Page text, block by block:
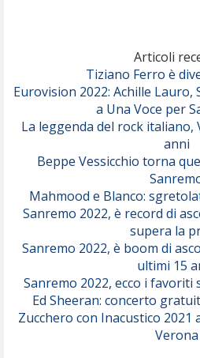
Serenamente
Articoli
Tiziano Ferro è
Eurovision 2022: Achille Lauro,
a Una Voce per
La leggenda del rock italiano,
anni
Beppe Vessicchio torna
Mahmood e Blanco:
Sanremo 2022, è record di
supera la
Sanremo 2022, è boom di
ultimi 15
Sanremo 2022, ecco i favoriti
Ed Sheeran: concerto
Zucchero con Inacustico 2021
Verona